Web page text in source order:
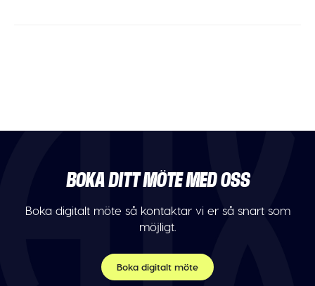
BOKA DITT MÖTE MED OSS
Boka digitalt möte så kontaktar vi er så snart som
möjligt.
Boka digitalt möte